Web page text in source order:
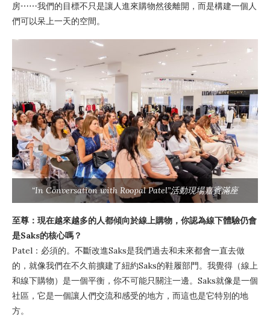
房⋯⋯我們的目標不只是讓人進來購物然後離開，而是構建一個人
們可以呆上一天的空間。
“In Conversation with Roopal Patel”活動現場嘉賓滿座
至尊：現在越來越多的人都傾向於線上購物，你認為線下體驗仍會
是Saks的核心嗎？
Patel：必須的。不斷改進Saks是我們過去和未來都會一直去做
的，就像我們在不久前擴建了紐約Saks的鞋履部門。我覺得（線上
和線下購物）是一個平衡，你不可能只關注一邊。Saks就像是一個
社區，它是一個讓人們交流和感受的地方，而這也是它特別的地
方。